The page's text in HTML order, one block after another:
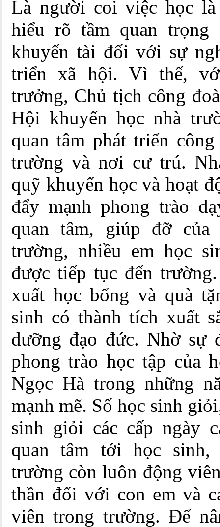
Là người coi việc học
hiểu rõ tầm quan trọng
khuyến tài đối với sự
triển xã hội. Vì thế,
trưởng, Chủ tịch công
Hội khuyến học nhà
quan tâm phát triển
trường và nơi cư trú.
quỹ khuyến học và hoạt
đẩy mạnh phong trào
quan tâm, giúp đỡ
trường, nhiều em học
được tiếp tục đến
xuất học bổng và quà
sinh có thành tích xuất
dưỡng đạo đức. Nhờ sự
phong trào học tập của
Ngọc Hà trong những
mạnh mẽ. Số học sinh
sinh giỏi các cấp ngày
quan tâm tới học
trường còn luôn động
thần đối với con em và
viên trong trường. Để